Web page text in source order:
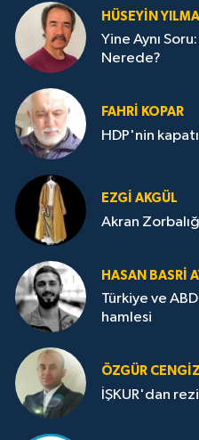
HÜSEYIN
Yine Aynı
Nerede?
FAHRI KOPAR
HDP'nin
EZGI AKGÜL
Akran
HASAN BASRI
Türkiye ve
hamlesi
ÖZGÜR CENGIZ
İŞKUR'dan